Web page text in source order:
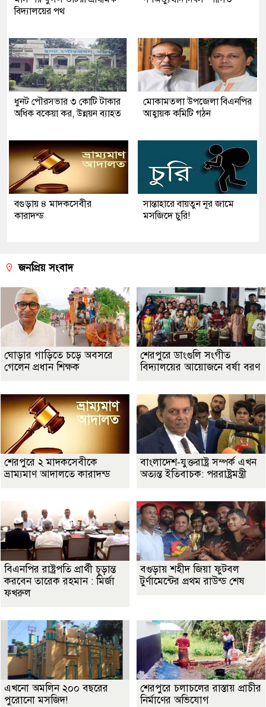
বিদ্যালয়ের পথ
ধুনট পৌরসভার ৩ কোটি টাকার
অধিক বকেয়া কর, উন্নয়ন ব্যাহত
মোকামতলা উপজেলা বিএনপির
আহ্বায়ক কমিটি গঠন
বগুড়ায় ৪ মাদকসেবীর
কারাদন্ড
সান্তাহারে বায়তুন নূর জামে
মসজিদে চুরি!
জনপ্রিয় সংবাদ
ঘোড়ার গাড়িতে চড়ে অবসরে
গেলেন প্রধান শিক্ষক
শেরপুরে ডাংগুলি সংগীত
বিদ্যালয়ের আয়োজনে বর্ষা বরণ
শেরপুরে ২ মাদকসেবীকে
ভ্রাম্যমাণ আদালতে কারাদন্ড
বাংলাদেশ-যুক্তরাষ্ট্র সম্পর্ক এখন
অত্যন্ত ইতিবাচক: পররাষ্ট্রমন্ত্রী
বিএনপির রাষ্ট্রপতি প্রার্থী চূড়ান্ত
করবেন তারেক রহমান : মির্জা
ফখরুল
বগুড়ায় শহীদ জিয়া ফুটবল
টুর্ণামেন্টের প্রথম রাউন্ড শেষ
এখনো অমলিন ২০০ বছরের
পুরোনো মসজিদ!
শেরপুরে চলাচলের রাস্তায় প্রাচীর
নির্মাণের অভিযোগ